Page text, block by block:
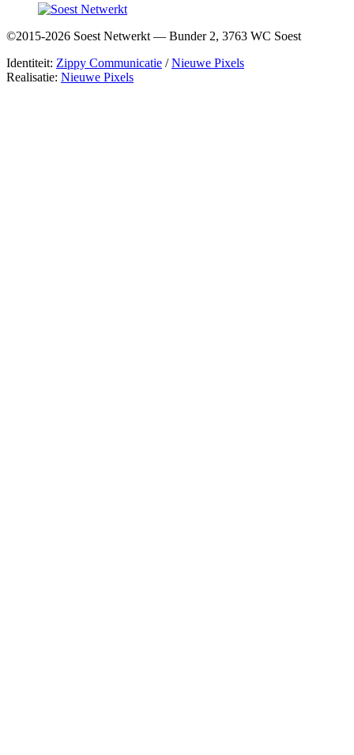
©2015-2026 Soest Netwerkt — Bunder 2, 3763 WC Soest
Identiteit: Zippy Communicatie /Nieuwe Pixels
Realisatie: Nieuwe Pixels